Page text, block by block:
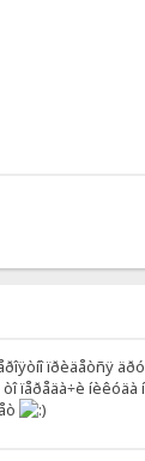
ïðèäåòñÿ
íèêóäà